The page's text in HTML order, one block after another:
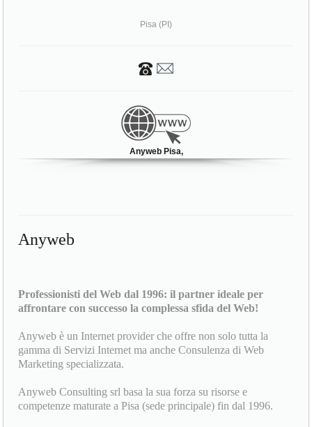
Pisa (PI)
Anyweb Pisa,
Anyweb
Professionisti del Web dal 1996: il partner ideale per
affrontare con successo la complessa sfida del Web!
Anyweb è un Internet provider che offre non solo tutta la
gamma di Servizi Internet ma anche Consulenza di Web
Marketing specializzata.
Anyweb Consulting srl basa la sua forza su risorse e
competenze maturate a Pisa (sede principale) fin dal 1996.